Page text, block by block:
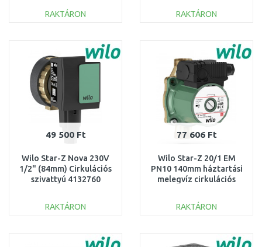
97936156
RAKTÁRON
Összehasonlítás
RAKTÁRON
Összehasonlítás
49 500 Ft
Wilo Star-Z Nova 230V
1/2" (84mm) Cirkulációs
szivattyú 4132760
RAKTÁRON
Összehasonlítás
77 606 Ft
Wilo Star-Z 20/1 EM
PN10 140mm háztartási
melegvíz cirkulációs
RAKTÁRON
Összehasonlítás